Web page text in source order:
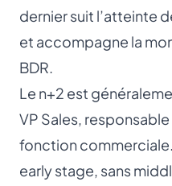
dernier suit l’atteinte
et accompagne la
BDR.
Le n+2 est
VP Sales, responsable
fonction
early stage, sans